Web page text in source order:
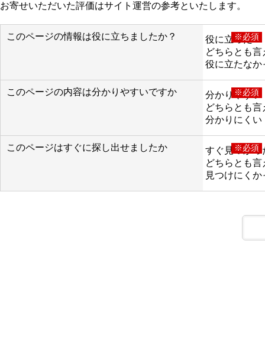
お寄せいただいた評価はサイト運営の参考といたします。
このページの情報は役に立ちましたか？ ※必須
役に立った
どちらとも言
役に立たなか
このページの内容は分かりやすいですか ※必須
分かりやすい
どちらとも言
分かりにくい
このページはすぐに探し出せましたか ※必須
すぐ見つかっ
どちらとも言
見つけにくか